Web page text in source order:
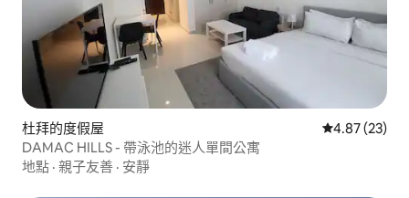
杜拜的度假屋 從 23 則評價
4.87 (23)
DAMAC HILLS - 帶泳池的迷人單間公寓
地點 · 親子友善 · 安靜